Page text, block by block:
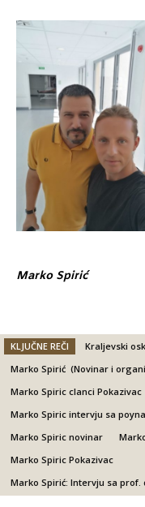
Marko Spirić
KLJUČNE REČI
Kraljevski
Marko Spirić (Novinar i
Marko Spiric clanci Pokazivac
Marko Spiric intervju sa
Marko Spiric novinar
Marko Spiric Pokazivac
Marko Spirić: Intervju sa prof.